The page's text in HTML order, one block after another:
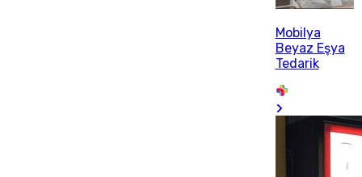
Mobilya
Beyaz Eşya
Tedarik